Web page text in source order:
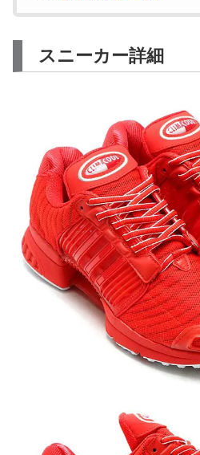
スニーカー詳細